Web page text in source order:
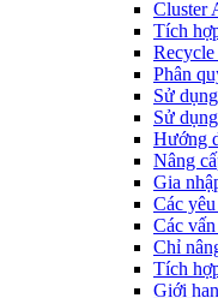
Cluster
Tích
Recycle
Phân
Sử
Sử
Hướng
Nâng
Gia
Các
Các
Chỉ
Tích
Giới